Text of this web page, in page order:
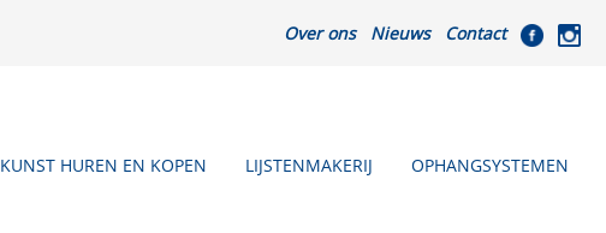
Over ons Nieuws Contact
KUNST HUREN EN KOPEN LIJSTENMAKERIJ OPHANGSYSTEMEN